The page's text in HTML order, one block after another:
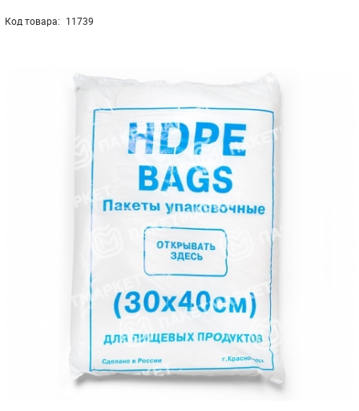
Код товара: 11739